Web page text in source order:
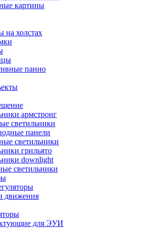
картины
на холстах
панно
армстронг
светильники
панели
светильники
грильято
downlight
светильники
движения
для ЭУИ